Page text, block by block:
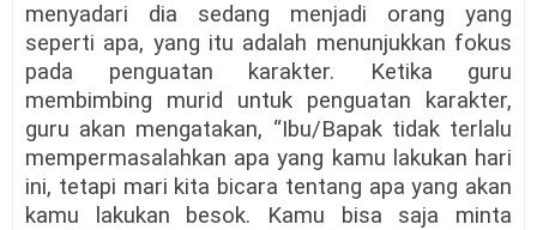
menyadari dia sedang menjadi orang yang
seperti apa, yang itu adalah menunjukkan fokus
pada penguatan karakter. Ketika guru
membimbing murid untuk penguatan karakter,
guru akan mengatakan, “Ibu/Bapak tidak terlalu
mempermasalahkan apa yang kamu lakukan hari
ini, tetapi mari kita bicara tentang apa yang akan
kamu lakukan besok. Kamu bisa saja minta